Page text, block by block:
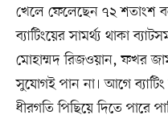
খেলে ফেলেছেন ৭২ শতাংশ
ব্যাটিংয়ের সামর্থ্য থাকা
মোহাম্মদ রিজওয়ান, ফখর
সুযোগই পান না। আগে
ধীরগতি পিছিয়ে দিতে পারে